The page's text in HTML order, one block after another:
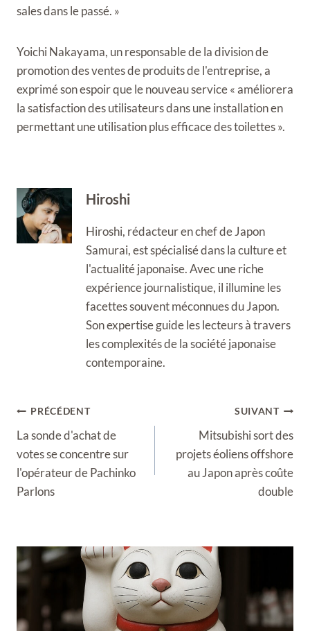
sales dans le passé. »
Yoichi Nakayama, un responsable de la division de
promotion des ventes de produits de l'entreprise, a
exprimé son espoir que le nouveau service « améliorera
la satisfaction des utilisateurs dans une installation en
permettant une utilisation plus efficace des toilettes ».
Hiroshi
Hiroshi, rédacteur en chef de Japon
Samurai, est spécialisé dans la culture et
l'actualité japonaise. Avec une riche
expérience journalistique, il illumine les
facettes souvent méconnues du Japon.
Son expertise guide les lecteurs à travers
les complexités de la société japonaise
contemporaine.
Navigation
de
l’article
PRÉCÉDENT
La sonde d'achat de
votes se concentre sur
l'opérateur de Pachinko
Parlons
SUIVANT
Mitsubishi sort des
projets éoliens offshore
au Japon après coûte
double